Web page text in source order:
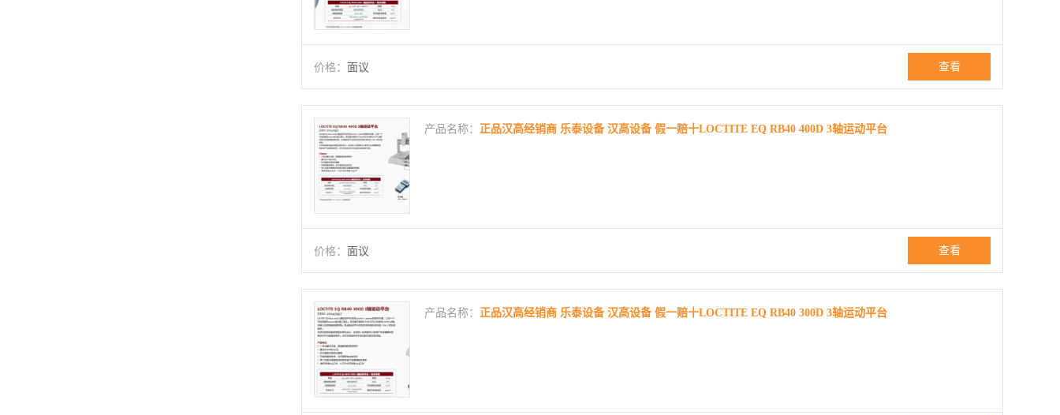
价格： 面议 查看
产品名称： 正品汉高经销商 乐泰设备 汉高设备 假一赔十LOCTITE EQ RB40 400D 3轴运动平台
价格： 面议 查看
产品名称： 正品汉高经销商 乐泰设备 汉高设备 假一赔十LOCTITE EQ RB40 300D 3轴运动平台